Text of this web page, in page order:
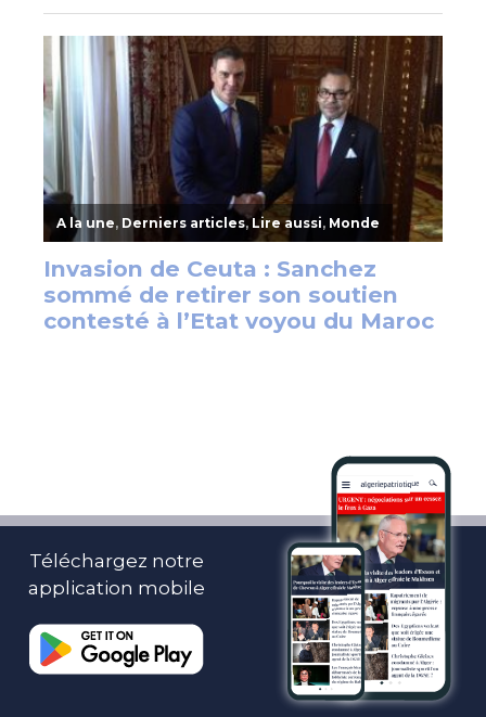
Téléchargez notre
application mobile